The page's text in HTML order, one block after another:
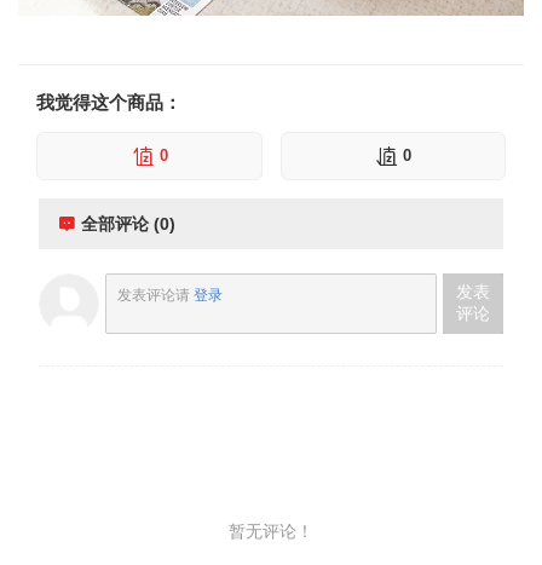
我觉得这个商品：
0 0
全部评论 (0)
发表评论请 登录
发表
评论
暂无评论！